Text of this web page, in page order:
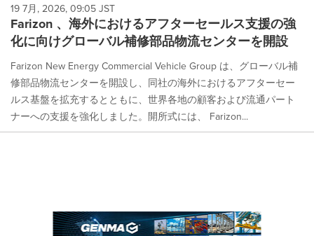
19 7月, 2026, 09:05 JST
Farizon 、海外におけるアフターセールス支援の強
化に向けグローバル補修部品物流センターを開設
Farizon New Energy Commercial Vehicle Group は、グローバル補
修部品物流センターを開設し、同社の海外におけるアフターセー
ルス基盤を拡充するとともに、世界各地の顧客および流通パート
ナーへの支援を強化しました。開所式には、 Farizon...